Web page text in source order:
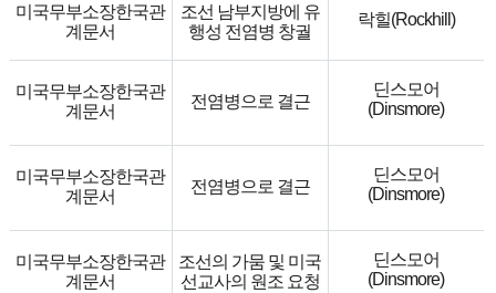
미국무부소장한국관
계문서
조선 남부지방에 유
행성 전염병 창궐
락힐(Rockhill)
미국무부소장한국관
계문서
전염병으로 결근
딘스모어
(Dinsmore)
미국무부소장한국관
계문서
전염병으로 결근
딘스모어
(Dinsmore)
미국무부소장한국관
계문서
조선의 가뭄 및 미국
선교사의 원조 요청
딘스모어
(Dinsmore)